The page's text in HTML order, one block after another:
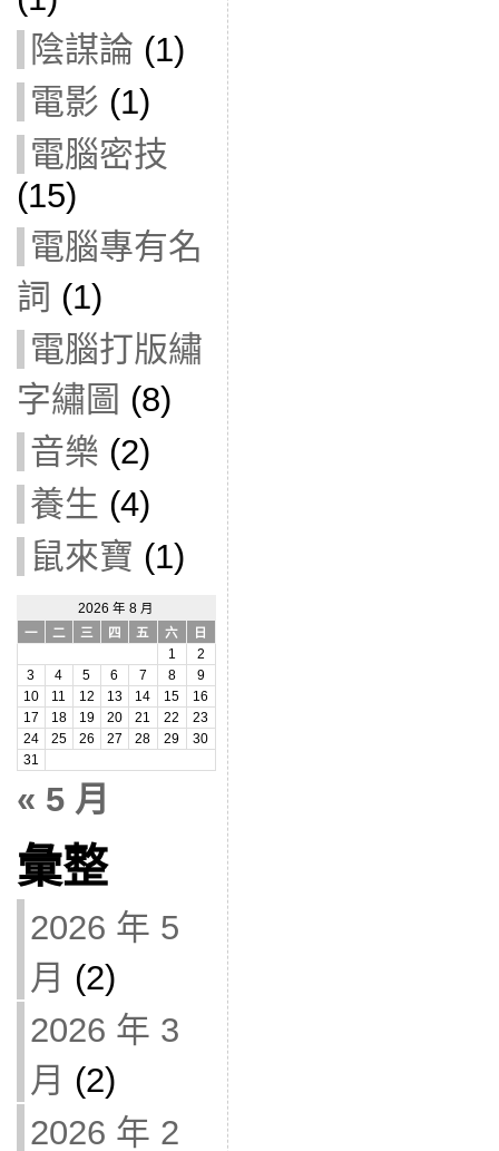
陰謀論 (1)
電影 (1)
電腦密技
(15)
電腦專有名
詞 (1)
電腦打版繡
字繡圖 (8)
音樂 (2)
養生 (4)
鼠來寶 (1)
2026 年 8 月
一
二 三 四 五 六
日
1
2
3
4 5 6 7 8
9
10
11 12 13 14 15
16
17
18 19 20 21 22
23
24
25 26 27 28 29
30
31
« 5 月
彙整
2026 年 5
月 (2)
2026 年 3
月 (2)
2026 年 2